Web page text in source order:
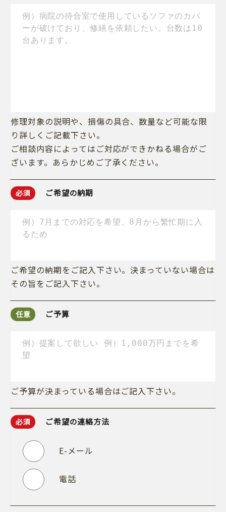
修理対象の説明や、損傷の具合、数量など可能な限
り詳しくご記載下さい。
ご相談内容によってはご対応ができかねる場合がご
ざいます。あらかじめご了承ください。
必須 ご希望の納期
ご希望の納期をご記入下さい。決まっていない場合は
その旨をご記入下さい。
任意 ご予算
ご予算が決まっている場合はご記入下さい。
必須 ご希望の連絡方法
E-メール
電話